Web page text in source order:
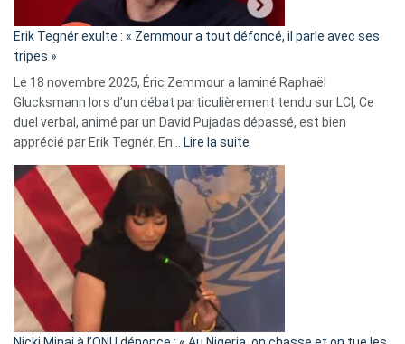
«
C’est
fake
news
»
Erik Tegnér exulte : « Zemmour a tout défoncé, il parle avec ses
tripes »
Le 18 novembre 2025, Éric Zemmour a laminé Raphaël
Glucksmann lors d’un débat particulièrement tendu sur LCI, Ce
duel verbal, animé par un David Pujadas dépassé, est bien
apprécié par Erik Tegnér. En…
Lire la suite
Tegnér
exulte
« Zemmour
a
tout
parle